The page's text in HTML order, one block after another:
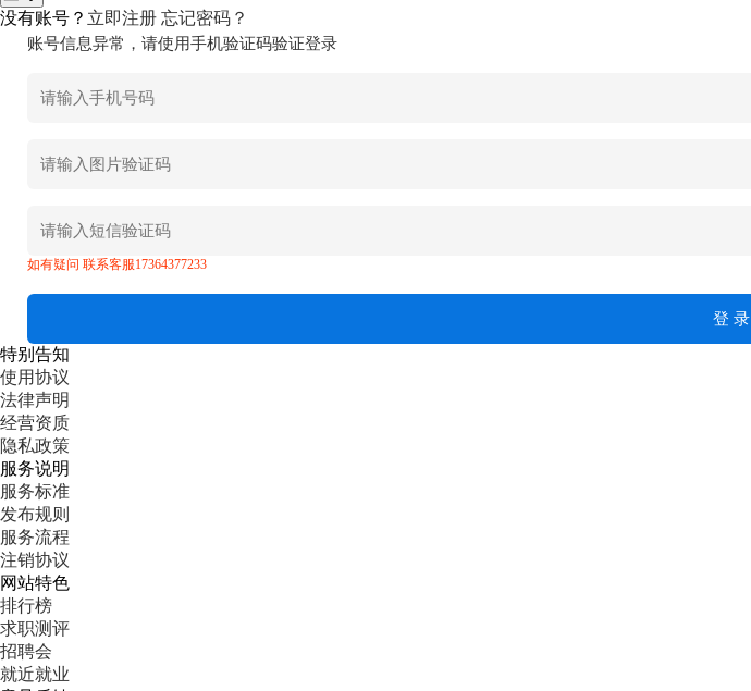
没有账号？ 立即注册 忘记密码？
账号信息异常，请使用手机验证码验证登录
如有疑问 联系客服17364377233
特别告知
使用协议
法律声明
经营资质
隐私政策
服务说明
服务标准
发布规则
服务流程
注销协议
网站特色
排行榜
求职测评
招聘会
就近就业